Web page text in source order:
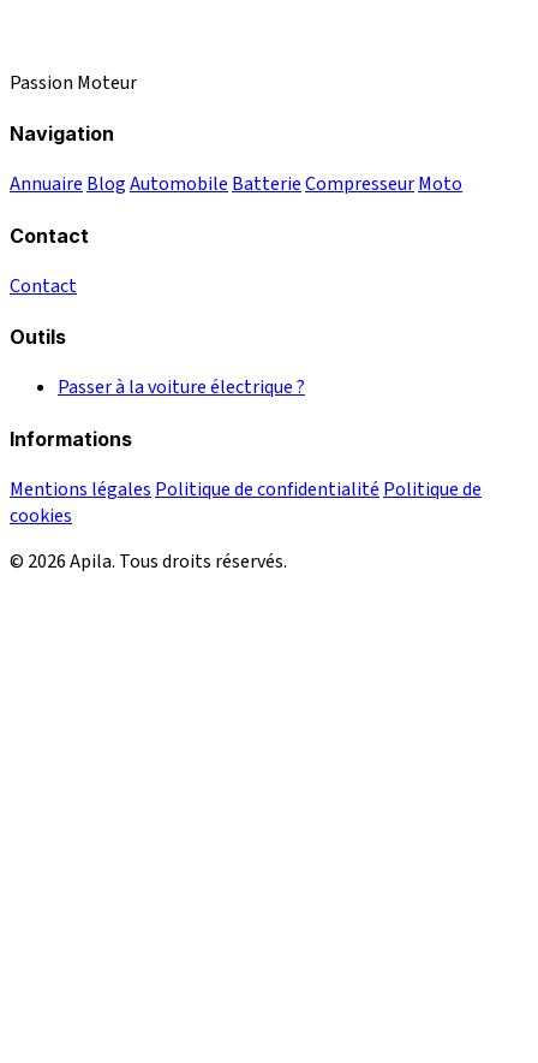
Passion Moteur
Navigation
Annuaire BlogAutomobile BatterieCompresseurMoto
Contact
Contact
Outils
Passer à la voiture électrique ?
Informations
Mentions légales Politique de confidentialité Politique de
cookies
© 2026 Apila. Tous droits réservés.